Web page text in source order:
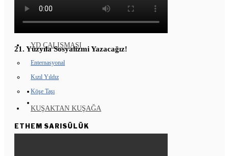
ÖLÜMSÜZLERIMIZ
GENÇ KOMÜNARLAR
YD ÇALIŞMASI
Enternasyonal
Kızıl Yıldız
Köşe Taşı
KUŞAKTAN KUŞAĞA
21. Yüzyıla Sosyalizmi Yazacağız!
ETHEM SARISÜLÜK